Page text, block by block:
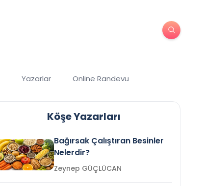
Yazarlar Online Randevu
Köşe Yazarları
Bağırsak Çalıştıran Besinler
Nelerdir?
Zeynep GÜÇLÜCAN